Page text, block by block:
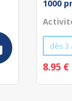
1000
dès 3
8.95 €